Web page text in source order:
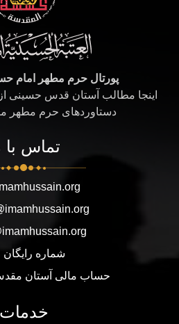
پورتال حرم مطهر امام
اینجا مطالب آستان قدس حسینی از
دستاوردهای حرم مطهر
تماس با
شماره رایگان
حساب مالی آستان
خدمات